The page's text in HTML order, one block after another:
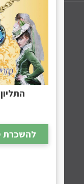
התליון
להשכרת